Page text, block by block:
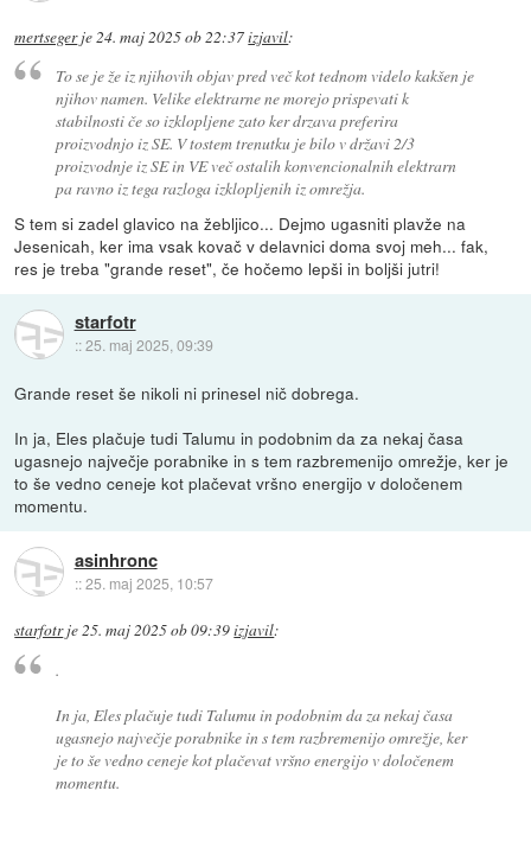
mertsegerje24. maj 2025 ob 22:37izjavil:
To se je že iz njihovih objav pred več kot tednom videlo kakšen je
njihov namen. Velike elektrarne ne morejo prispevati k
stabilnosti če so izklopljene zato ker drzava preferira
proizvodnjo iz SE. V tostem trenutku je bilo v državi 2/3
proizvodnje iz SE in VE več ostalih konvencionalnih elektrarn
pa ravno iz tega razloga izklopljenih iz omrežja.
S tem si zadel glavico na žebljico... Dejmo ugasniti plavže na
Jesenicah, ker ima vsak kovač v delavnici doma svoj meh... fak,
res je treba "grande reset", če hočemo lepši in boljši jutri!
starfotr
::25. maj 2025, 09:39
Grande reset še nikoli ni prinesel nič dobrega.
In ja, Eles plačuje tudi Talumu in podobnim da za nekaj časa
ugasnejo največje porabnike in s tem razbremenijo omrežje, ker je
to še vedno ceneje kot plačevat vršno energijo v določenem
momentu.
asinhronc
::25. maj 2025, 10:57
starfotrje25. maj 2025 ob 09:39izjavil:
.
In ja, Eles plačuje tudi Talumu in podobnim da za nekaj časa
ugasnejo največje porabnike in s tem razbremenijo omrežje, ker
je to še vedno ceneje kot plačevat vršno energijo v določenem
momentu.